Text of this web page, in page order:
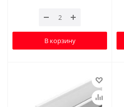
В корзину